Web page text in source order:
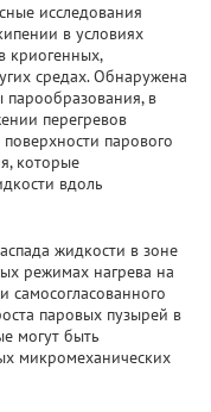
исследования
в условиях
криогенных,
средах. Обнаружена
парообразования, в
перегревов
парового
которые
вдоль
жидкости в зоне
режимах нагрева на
самосогласованного
паровых пузырей в
могут быть
микромеханических